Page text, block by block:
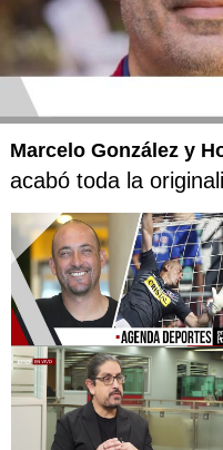
Lugar:Terreno Irarrázaval –
de la intersección).
Comuna: Ñuñoa.
Marcelo González y
acabó toda la